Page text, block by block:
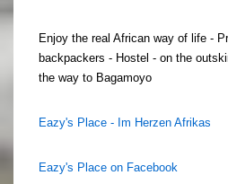
Enjoy the real African way of life -
backpackers - Hostel - on the
the way to Bagamoyo
Eazy's Place - Im Herzen Afrikas
Eazy's Place on Facebook